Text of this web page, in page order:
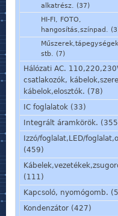
alkatrész. (37)
HI-FI, FOTO,
hangosítás,színpad.
Műszerek,tápegységek
stb. (7)
Hálózati AC.
csatlakozók,
kábelok,elosztók. (78)
IC foglalatok (33)
Integrált áramkörök.
Izzó/foglalat,LED/
(459)
(111)
Kapcsoló, nyomógomb.
Kondenzátor (427)